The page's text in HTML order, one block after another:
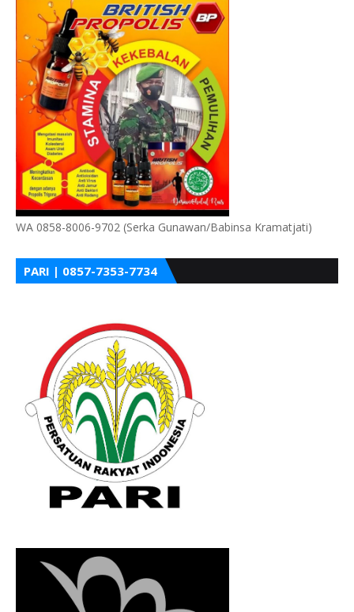
WA 0858-8006-9702 (Serka Gunawan/Babinsa Kramatjati)
PARI | 0857-7353-7734